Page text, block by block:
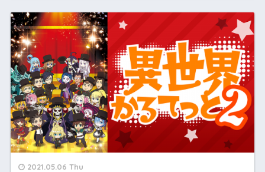
2021.05.06 Thu